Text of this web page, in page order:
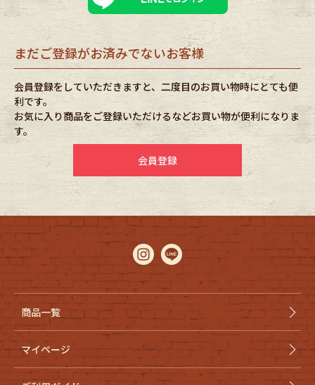
Bottoms
Outer One Piece
Fafatt
小物・アクセサリーから探す
Eye Wear
Stall・Scarf
Accessory
Belt antique goods
Keyring vintage bicycle
FAFATT
まだご登録がお済みでないお客様
会員登録をしていただきますと、二度目のお買い物時にとても便
利です。
お気に入り商品をご登録いただけるなどお買い物が便利になりま
す。
会員登録
商品一覧
マイページ